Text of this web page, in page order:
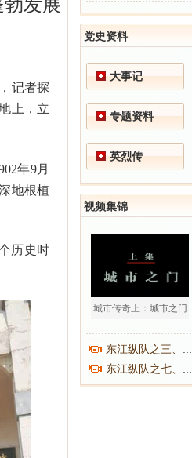
发展
记者探
上，立
年9月
地根植
历史时
党史资料
大事记
专题资料
英烈传
视频集锦
城市传奇上：城市之门
东江纵队之三、之四
东江纵队之七、之八